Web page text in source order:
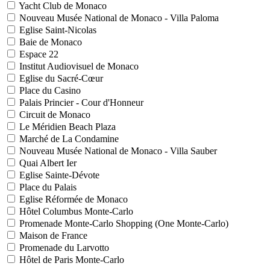
Yacht Club de Monaco
Nouveau Musée National de Monaco - Villa Paloma
Eglise Saint-Nicolas
Baie de Monaco
Espace 22
Institut Audiovisuel de Monaco
Eglise du Sacré-Cœur
Place du Casino
Palais Princier - Cour d'Honneur
Circuit de Monaco
Le Méridien Beach Plaza
Marché de La Condamine
Nouveau Musée National de Monaco - Villa Sauber
Quai Albert Ier
Eglise Sainte-Dévote
Place du Palais
Eglise Réformée de Monaco
Hôtel Columbus Monte-Carlo
Promenade Monte-Carlo Shopping (One Monte-Carlo)
Maison de France
Promenade du Larvotto
Hôtel de Paris Monte-Carlo